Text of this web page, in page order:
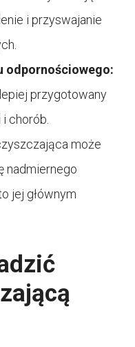
i przyswajanie
odpornościowego:
przygotowany
chorób.
może
nadmiernego
jej głównym